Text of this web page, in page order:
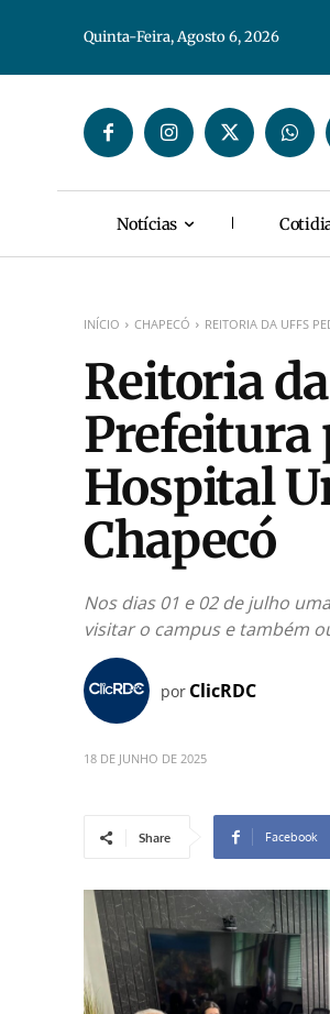
Quinta-Feira, Agosto 6, 2026
Notícias
INÍCIO CHAPECÓ REITORIA DA UFFS
Reitoria
Prefeitura
Hospital
Chapecó
Nos dias 01 e 02 de julho
visitar o campus e também
por ClicRDC
18 DE JUNHO DE 2025
Share Facebook